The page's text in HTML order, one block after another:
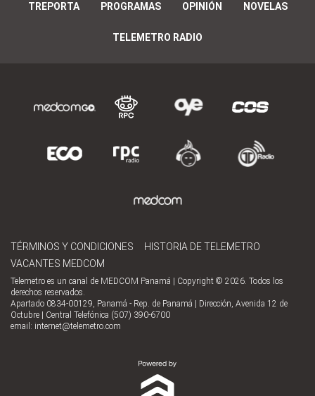
TREPORTA PROGRAMAS OPINIÓN NOVELAS
TELEMETRO RADIO
TÉRMINOS Y CONDICIONES
HISTORIA DE TELEMETRO
VACANTES MEDCOM
Telemetro es un canal de MEDCOM Panamá | Copyright © 2026. Todos los
derechos reservados.
Apartado 0834-00129, Panamá - Rep. de Panamá | Dirección, Avenida 12 de
Octubre | Central Telefónica (507) 390-6700
email: internet@telemetro.com